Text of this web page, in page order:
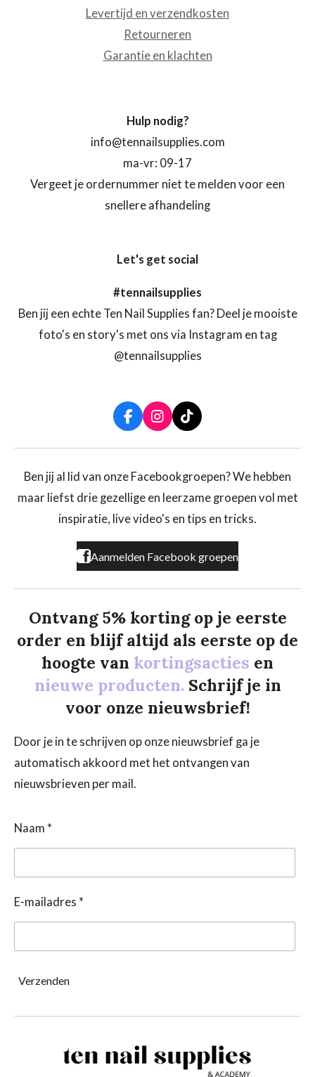
Levertijd en verzendkosten
Retourneren
Garantie en klachten
Hulp nodig?
info@tennailsupplies.com
ma-vr: 09-17
Vergeet je ordernummer niet te melden voor een
snellere afhandeling
Let's get social
#tennailsupplies
Ben jij een echte Ten Nail Supplies fan? Deel je mooiste
foto's en story's met ons via Instagram en tag
@tennailsupplies
F
a
c
b
o
k
I
n
s
a
r
a
T
i
k
o
Ben jij al lid van onze Facebookgroepen? We hebben
maar liefst drie gezellige en leerzame groepen vol met
inspiratie, live video's en tips en tricks.
Aanmelden Facebook groepen
Ontvang 5% korting op je eerste
order en blijf altijd als eerste op de
hoogte van kortingsacties en
nieuwe producten. Schrijf je in
voor onze nieuwsbrief!
Door je in te schrijven op onze nieuwsbrief ga je
automatisch akkoord met het ontvangen van
nieuwsbrieven per mail.
Naam *
E-mailadres *
Verzenden